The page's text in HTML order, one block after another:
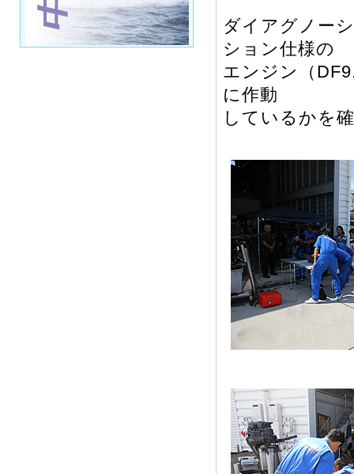
ダイアグノー
ション仕様の
エンジン（
に作動
しているかを